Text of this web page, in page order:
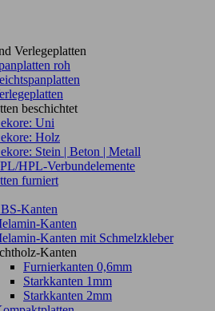
Verlegeplatten
roh
beschichtet
Uni
Holz
Stein | Beton | Metall
HPL-Verbundelemente
furniert
Kanten
Kanten
Kanten mit Schmelzkleber
Kanten
Furnierkanten 0,6mm
Starkkanten 1mm
Starkkanten 2mm